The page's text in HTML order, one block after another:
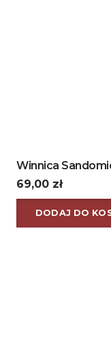
Winnica
69,00 zł
DODAJ DO